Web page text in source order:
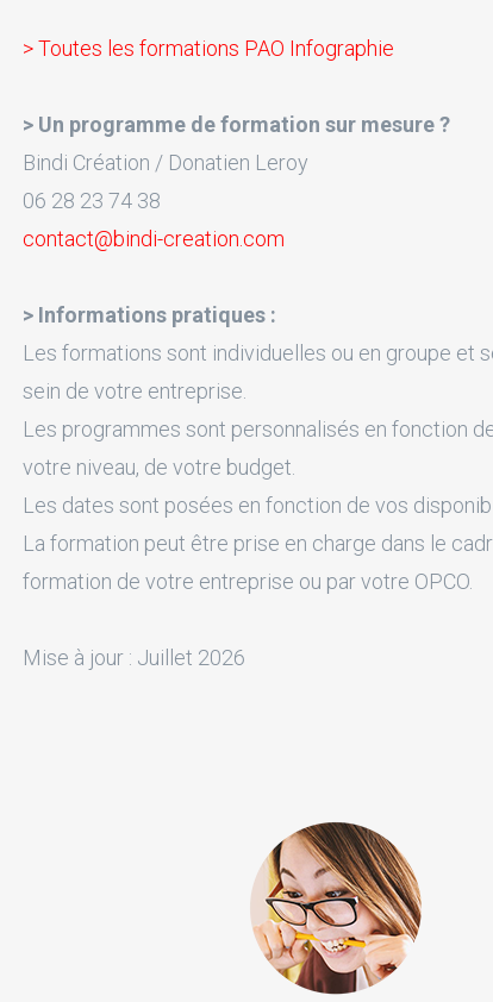
> Toutes les formations PAO Infographie
> Un programme de formation sur mesure ?
Bindi Création / Donatien Leroy
06 28 23 74 38
contact@bindi-creation.com
> Informations pratiques :
Les formations sont individuelles ou en groupe et
sein de votre entreprise.
Les programmes sont personnalisés en fonction
votre niveau, de votre budget.
Les dates sont posées en fonction de vos
La formation peut être prise en charge dans le
formation de votre entreprise ou par votre OPCO.
Mise à jour : Juillet 2026